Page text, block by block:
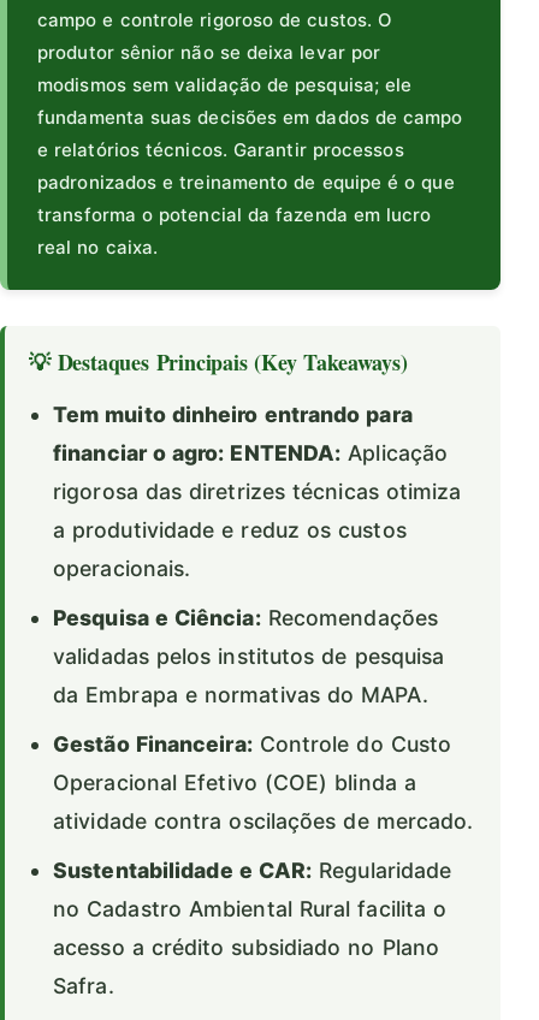
campo e controle rigoroso de custos. O
produtor sênior não se deixa levar por
modismos sem validação de pesquisa; ele
fundamenta suas decisões em dados de campo
e relatórios técnicos. Garantir processos
padronizados e treinamento de equipe é o que
transforma o potencial da fazenda em lucro
real no caixa.
💡 Destaques Principais (Key Takeaways)
Tem muito dinheiro entrando para
financiar o agro: ENTENDA: Aplicação
rigorosa das diretrizes técnicas otimiza
a produtividade e reduz os custos
operacionais.
Pesquisa e Ciência:Recomendações
validadas pelos institutos de pesquisa
da Embrapa e normativas do MAPA.
Gestão Financeira:Controle do Custo
Operacional Efetivo (COE) blinda a
atividade contra oscilações de mercado.
Sustentabilidade e CAR: Regularidade
no Cadastro Ambiental Rural facilita o
acesso a crédito subsidiado no Plano
Safra.